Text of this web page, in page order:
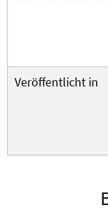
Veröffentlicht in